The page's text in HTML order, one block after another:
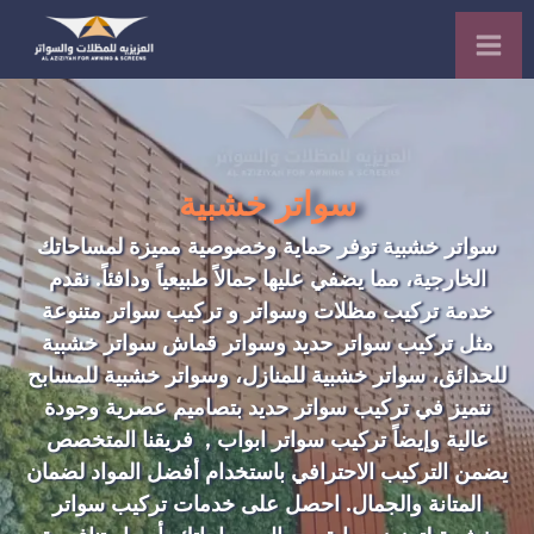
سواتر خشبية
سواتر خشبية توفر حماية وخصوصيةمميزةلمساحاتك
الخارجية، ممايضفيعليها جمالاً طبيعياً ودافئاً. نقدم
خدمة تركيبمظلات وسواتر وتركيب سواترمتنوعة
مثل تركيبسواتر حديدوسواتر قماشسواتر خشبية
للحدائق، سواتر خشبية للمنازل، وسواتر خشبية للمسابح
نتميز فيتركيب سواتر حديدبتصاميم عصرية وجودة
عالية وإيضاًتركيب سواتر ابواب, فريقنا المتخصص
يضمن التركيب الاحترافي باستخدام أفضل المواد لضمان
المتانة والجمال. احصل على خدمات تركيب سواتر